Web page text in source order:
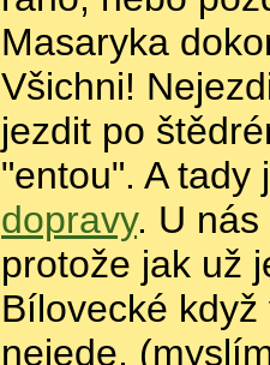
Masaryka
Všichni!
jezdit po
"entou". A
dopravy. U nás
protože jak už
Bílovecké
nejede,